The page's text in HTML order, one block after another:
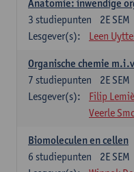
Anatomie: inwendige
2E SEM
3 studiepunten
Lesgever(s):
Leen
Organische chemie
2E SEM
7 studiepunten
Lesgever(s):
Filip
Veerle
Biomoleculen en cellen
2E SEM
6 studiepunten